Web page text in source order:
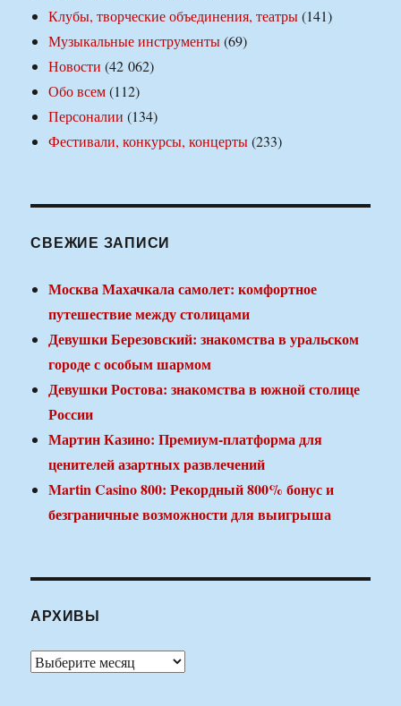
Клубы, творческие объединения, театры(141)
Музыкальные инструменты(69)
Новости (42 062)
Обо всем(112)
Персоналии (134)
Фестивали, конкурсы, концерты(233)
СВЕЖИЕ ЗАПИСИ
Москва Махачкала самолет: комфортное
путешествие между столицами
Девушки Березовский: знакомства в уральском
городе с особым шармом
Девушки Ростова: знакомства в южной столице
России
Мартин Казино: Премиум-платформа для
ценителей азартных развлечений
Martin Casino 800: Рекордный 800% бонус и
безграничные возможности для выигрыша
АРХИВЫ
Архивы